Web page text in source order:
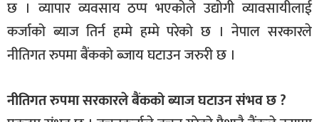
छ । व्यापार व्यवसाय ठप्प भएकोले उद्योगी व्यावसायीलाई
कर्जाको ब्याज तिर्न हम्मे हम्मे परेको छ । नेपाल सरकारले
नीतिगत रुपमा बैंकको ब्जाय घटाउन जरुरी छ ।
नीतिगत रुपमा सरकारले बैंकको ब्याज घटाउन संभव छ ?